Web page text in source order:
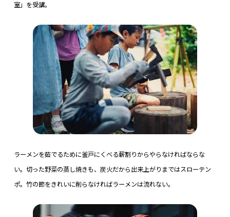
室」を受講。
ラーメンを茹でるために釜戸にくべる薪割りからやらなければならな
い。切った野菜の蒸し焼きも、炭火だから出来上がりまではスローテン
ポ。竹の節をきれいに削らなければラーメンは流れない。